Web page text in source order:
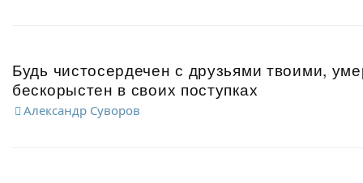
Будь чистосердечен с друзьями твоими,
бескорыстен в своих поступках
Александр Суворов